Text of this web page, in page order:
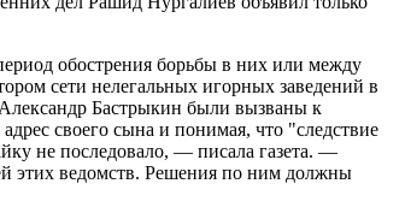
обострения борьбы в них или между
сети нелегальных игорных заведений в
Бастрыкин были вызваны к
своего сына и понимая, что "следствие
не последовало, — писала газета. —
этих ведомств. Решения по ним должны